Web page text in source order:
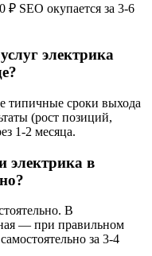
SEO окупается за 3-6
электрика
типичные сроки выхода
(рост позиций,
1-2 месяца.
электрика в
В
— при правильном
за 3-4